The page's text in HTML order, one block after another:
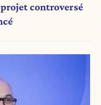
controversé